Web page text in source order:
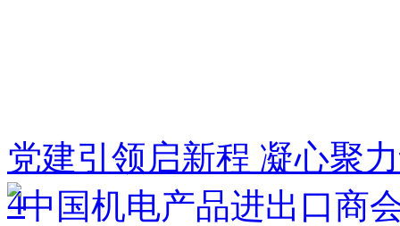
党建引领启新程 凝心聚
4